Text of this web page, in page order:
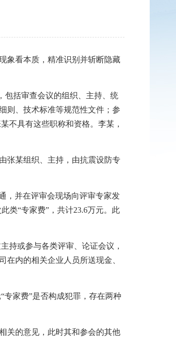
象看本质，精准识别并斩断隐藏
括审查会议的组织、主持、统
则、技术标准等规范性文件；参
不具有这些职称和资格。李某，
张某组织、主持，由抗震设防专
，并在评审会现场向评审专家发
类“专家费”，共计23.6万元。此
或参与各类评审、论证会议，
在内的相关企业人员所送现金、
家费”是否构成犯罪，存在两种
关的意见，此时其和参会的其他